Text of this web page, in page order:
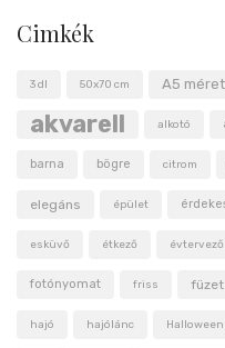
Cimkék
3 dl 50x70 cm A5 méret
akvarell alkotó
barna bögre citrom
elegáns épület
esküvő étkező évtervező
fotónyomat friss füzet
hajó hajólánc Halloween